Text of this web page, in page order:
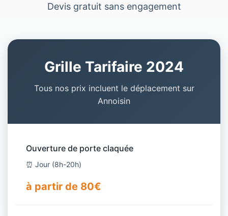
Devis gratuit sans engagement
Grille Tarifaire 2024
Tous nos prix incluent le déplacement sur
Annoisin
Ouverture de porte claquée
⏰ Jour (8h-20h)
à partir de 80€